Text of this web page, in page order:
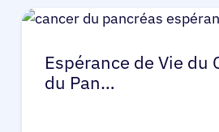
Espérance de Vie du
du Pan…